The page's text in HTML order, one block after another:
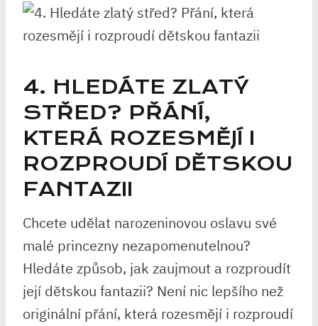
4. ​HLEDÁTE ZLATÝ
STŘED? PŘÁNÍ, ​
KTERÁ ROZESMĚJÍ I⁣
ROZPROUDÍ DĚTSKOU
FANTAZII
Chcete udělat narozeninovou oslavu své
malé princezny nezapomenutelnou?
Hledáte‍ způsob, ‍jak zaujmout a rozproudít
⁣její dětskou​ fantazii? Není nic ⁤lepšího než
originální přání, která rozesmějí i rozproudí